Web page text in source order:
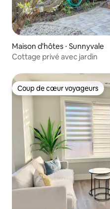
Maison d'hôtes ⋅ Sunnyvale
Cottage privé avec jardin
Coup de cœur voyageurs
Coup de cœur voyageurs